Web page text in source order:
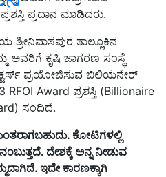
ಪ್ರದಾನ ಮಾಡಿದರು.
ತಾಲ್ಲೂಕಿನ
ಅವರಿಗೆ ಕೃಷಿ ಜಾಗರಣ ಸಂಸ್ಥೆ
ಪ್ರಯೋಜಿಸುವ ಬಿಲಿಯನೇರ್
Award ಪ್ರಶಸ್ತಿ (Billionaire
ಸಂದಿದೆ.
ಕೋಟಿಗಳಲ್ಲಿ
ದೇಶಕ್ಕೆ ಅನ್ನ ನೀಡುವ
ಇದೇ ಕಾರಣಕ್ಕಾಗಿ